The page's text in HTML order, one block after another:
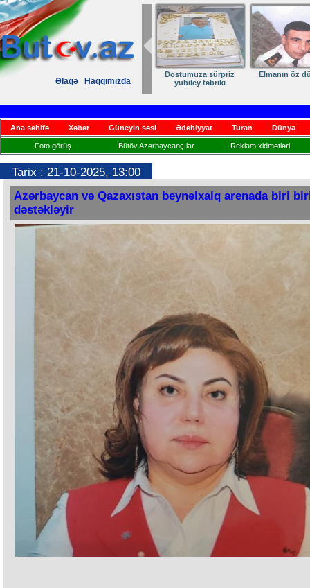
Əlaqə Haqqımızda
Dostumuza sürpriz
yubiley təbriki
Elmanın öz
Ana səhifə Xəbər Güneyin səsi Ədəbiyyat Turan Dünya
Foto görüş Bütöv Azərbaycançılar Reklam xidmətləri
Tarix : 21-10-2025, 13:00
Azərbaycan və Qazaxıstan beynəlxalq arenada biri
dəstəkləyir